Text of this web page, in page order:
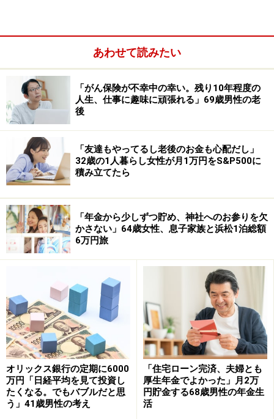
そこまで本格的に勉強できないという人は投資や運用な
ど、マネーに関する本を読むだけでもいいでしょう。そ
の中でできるだけお金に関する知識や情報を増やしてお
くことです。とくにふだんよく聞いている言葉や用語で
も、しっかりとその意味を知っているかどうか？ あい
まいなものがあれば調べて確認するだけでも違います。
カードのリボルビング方式の意味とカラク
リを知っておくだけで違う
たとえばカードの返済などでリボルビング方式がありま
す。最近は特にショッピングなどでもリボルビング方式
が多く、ついつい契約してしまいがちです。どんなに借
入額が大きくなっても毎月の返済額が増えないのがリボ
払いの特徴です。しかしその分返済期間が長期に及んで
しまいます。
リボ払いの中でも定額方式や定率方式、残高スライド方
式など、細かく方式が分かれています。たとえば定率方
式は残高の何％を返済するかが決まっているため、残高
あわせて読みたい
「がん保険が不幸中の幸い。残り10年程度の
人生、仕事に趣味に頑張れる」69歳男性の老
後
「友達もやってるし老後のお金も心配だし」
32歳の1人暮らし女性が月1万円をS&P500に
積み立てたら
「年金から少しずつ貯め、神社へのお参りを欠
かさない」64歳女性、息子家族と浜松1泊総額
6万円旅
オリックス銀行の定期に6000
万円「日経平均を見て投資し
たくなる。でもバブルだと思
う」41歳男性の考え
「住宅ローン完済、夫婦とも
厚生年金でよかった」月2万
円貯金する68歳男性の年金生
活